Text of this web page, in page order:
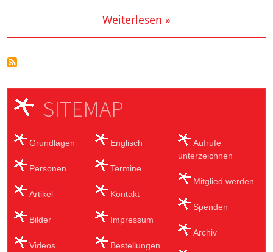
Weiterlesen »
SITEMAP
Grundlagen
Personen
Artikel
Bilder
Videos
Englisch
Termine
Kontakt
Impressum
Bestellungen
Aufrufe
unterzeichnen
Mitglied werden
Spenden
Archiv